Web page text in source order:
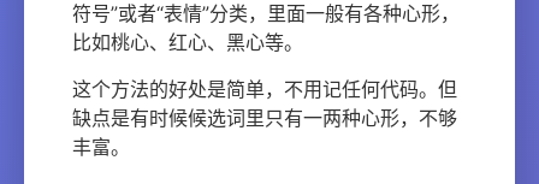
符号”或者“表情”分类，里面一般有各种心形，
比如桃心、红心、黑心等。
这个方法的好处是简单，不用记任何代码。但
缺点是有时候候选词里只有一两种心形，不够
丰富。